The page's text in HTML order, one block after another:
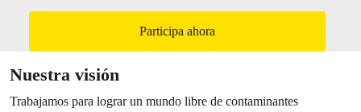
Participa ahora
Nuestra visión
Trabajamos para lograr un mundo libre de contaminantes